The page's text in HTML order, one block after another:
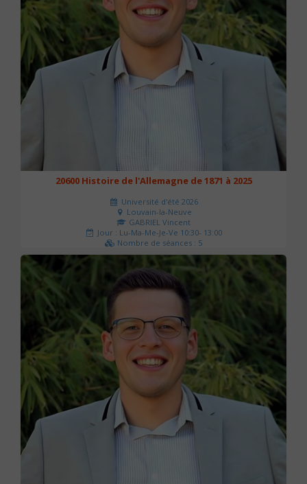
20600 Histoire de l'Allemagne de 1871 à 2025
Université d'été 2026
Louvain-la-Neuve
GABRIEL Vincent
Jour : Lu-Ma-Me-Je-Ve 10:30- 13:00
Nombre de séances : 5
120 €